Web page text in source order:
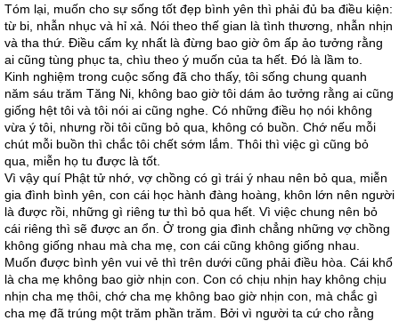
Tóm lại, muốn cho sự sống tốt đẹp bình yên thì phải đủ ba điều kiện:
từ bi, nhẫn nhục và hỉ xả. Nói theo thế gian là tình thương, nhẫn nhịn
và tha thứ. Điều cấm kỵ nhất là đừng bao giờ ôm ấp ảo tưởng rằng
ai cũng tùng phục ta, chìu theo ý muốn của ta hết. Đó là lầm to.
Kinh nghiệm trong cuộc sống đã cho thấy, tôi sống chung quanh
năm sáu trăm Tăng Ni, không bao giờ tôi dám ảo tưởng rằng ai cũng
giống hệt tôi và tôi nói ai cũng nghe. Có những điều họ nói không
vừa ý tôi, nhưng rồi tôi cũng bỏ qua, không có buồn. Chớ nếu mỗi
chút mỗi buồn thì chắc tôi chết sớm lắm. Thôi thì việc gì cũng bỏ
qua, miễn họ tu được là tốt.
Vì vậy quí Phật tử nhớ, vợ chồng có gì trái ý nhau nên bỏ qua, miễn
gia đình bình yên, con cái học hành đàng hoàng, khôn lớn nên người
là được rồi, những gì riêng tư thì bỏ qua hết. Vì việc chung nên bỏ
cái riêng thì sẽ được an ổn. Ở trong gia đình chẳng những vợ chồng
không giống nhau mà cha mẹ, con cái cũng không giống nhau.
Muốn được bình yên vui vẻ thì trên dưới cũng phải điều hòa. Cái khổ
là cha mẹ không bao giờ nhịn con. Con có chịu nhịn hay không chịu
nhịn cha mẹ thôi, chớ cha mẹ không bao giờ nhịn con, mà chắc gì
cha mẹ đã trúng một trăm phần trăm. Bởi vì người ta cứ cho rằng